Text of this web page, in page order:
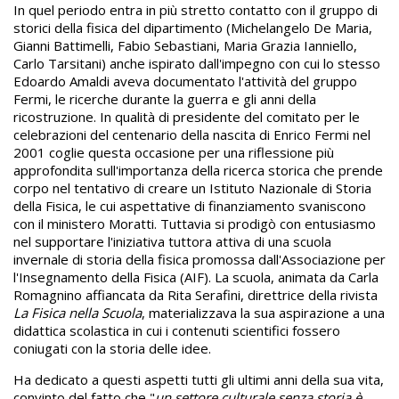
In quel periodo entra in più stretto contatto con il gruppo di
storici della fisica del dipartimento (Michelangelo De Maria,
Gianni Battimelli, Fabio Sebastiani, Maria Grazia Ianniello,
Carlo Tarsitani) anche ispirato dall'impegno con cui lo stesso
Edoardo Amaldi aveva documentato l'attività del gruppo
Fermi, le ricerche durante la guerra e gli anni della
ricostruzione. In qualità di presidente del comitato per le
celebrazioni del centenario della nascita di Enrico Fermi nel
2001 coglie questa occasione per una riflessione più
approfondita sull'importanza della ricerca storica che prende
corpo nel tentativo di creare un Istituto Nazionale di Storia
della Fisica, le cui aspettative di finanziamento svaniscono
con il ministero Moratti. Tuttavia si prodigò con entusiasmo
nel supportare l'iniziativa tuttora attiva di una scuola
invernale di storia della fisica promossa dall'Associazione per
l'Insegnamento della Fisica (AIF). La scuola, animata da Carla
Romagnino affiancata da Rita Serafini, direttrice della rivista
La Fisica nella Scuola, materializzava la sua aspirazione a una
didattica scolastica in cui i contenuti scientifici fossero
coniugati con la storia delle idee.
Ha dedicato a questi aspetti tutti gli ultimi anni della sua vita,